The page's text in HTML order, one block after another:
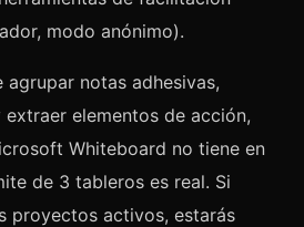
modo anónimo).
agrupar notas adhesivas,
elementos de acción,
Whiteboard no tiene en
de 3 tableros es real. Si
proyectos activos, estarás